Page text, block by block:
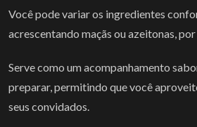
Você pode variar os ingredientes
acrescentando maçãs ou azeitonas,
Serve como um acompanhamento
preparar, permitindo que você
seus convidados.